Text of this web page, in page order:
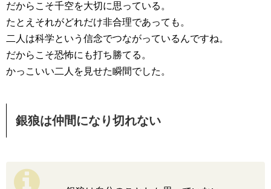
だからこそ千空を大切に思っている。
たとえそれがどれだけ非合理であっても。
二人は科学という信念でつながっているんですね。
だからこそ恐怖にも打ち勝てる。
かっこいい二人を見せた瞬間でした。
銀狼は仲間になり切れない